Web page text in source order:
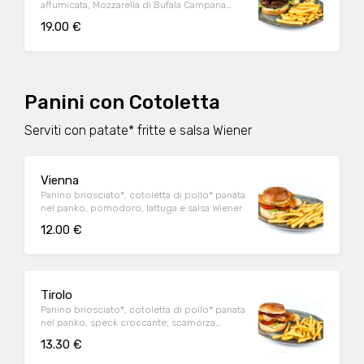
affumicata, Mozzarella di Bufala Campana
19.00 €
Panini con Cotoletta
Serviti con patate* fritte e salsa Wiener
Vienna
Panino briosciato*, cotoletta di pollo* panata
nel panko, pomodoro, lattuga e salsa Wiener
12.00 €
Tirolo
Panino briosciato*, cotoletta di pollo* panata
nel panko, speck croccante, scamorza
13.30 €